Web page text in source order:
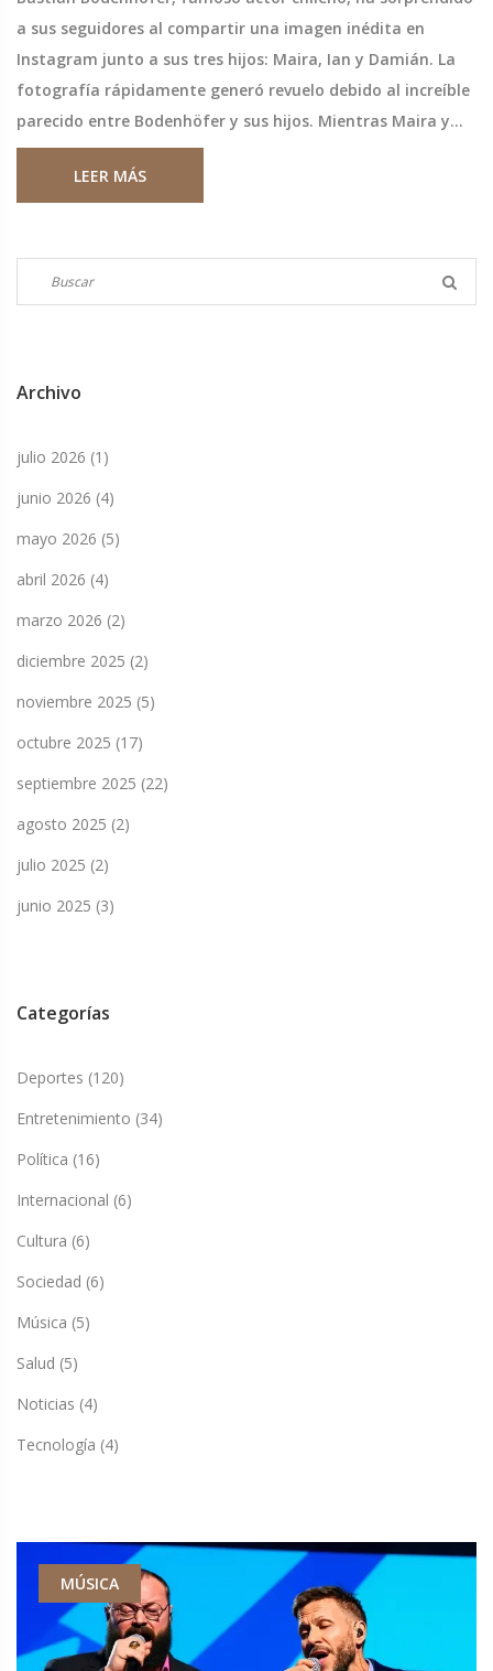
a sus seguidores al compartir una imagen inédita en
Instagram junto a sus tres hijos: Maira, Ian y Damián. La
fotografía rápidamente generó revuelo debido al increíble
parecido entre Bodenhöfer y sus hijos. Mientras Maira y
Damián han seguido los pasos de sus padres en el mundo
de la actuación, Ian es fruto de su relación con Aline
LEER MÁS
Archivo
julio 2026 (1)
junio 2026 (4)
mayo 2026 (5)
abril 2026 (4)
marzo 2026 (2)
diciembre 2025 (2)
noviembre 2025 (5)
octubre 2025 (17)
septiembre 2025 (22)
agosto 2025 (2)
julio 2025 (2)
junio 2025 (3)
Categorías
Deportes (120)
Entretenimiento (34)
Política (16)
Internacional (6)
Cultura (6)
Sociedad (6)
Música (5)
Salud (5)
Noticias (4)
Tecnología (4)
MÚSICA